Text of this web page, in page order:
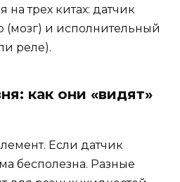
на трех китах: датчик
(мозг) и исполнительный
реле).
как они «видят»
Если датчик
бесполезна. Разные